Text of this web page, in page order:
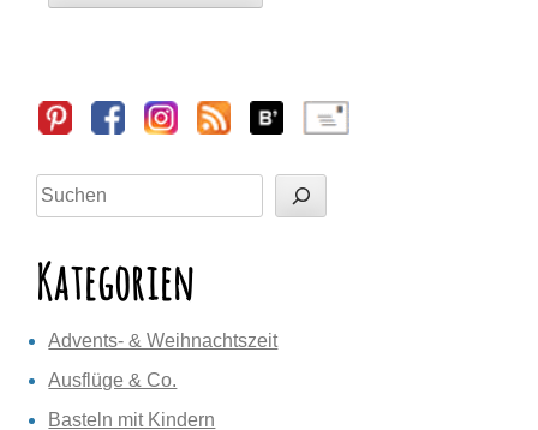
Sidebar
Suchen
Kategorien
Advents- & Weihnachtszeit
Ausflüge & Co.
Basteln mit Kindern